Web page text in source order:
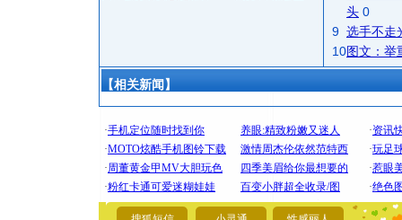
头 0
9 选手不走
10图文：举
【相关新闻】
[圣诞节]
你太多
要平安！